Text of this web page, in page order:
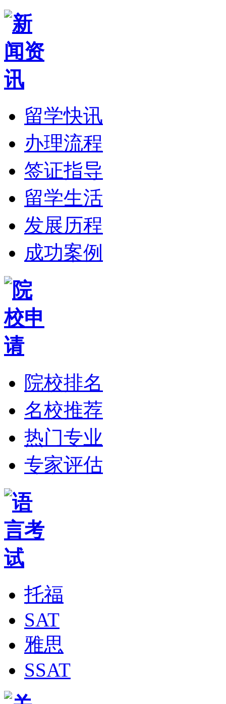
留学快讯
办理流程
签证指导
留学生活
发展历程
成功案例
院校排名
名校推荐
热门专业
专家评估
托福
SAT
雅思
SSAT